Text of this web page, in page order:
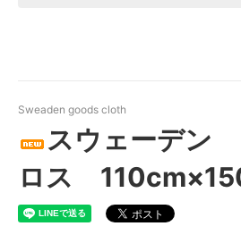
Sweaden goods cloth
スウェーデン
ロス